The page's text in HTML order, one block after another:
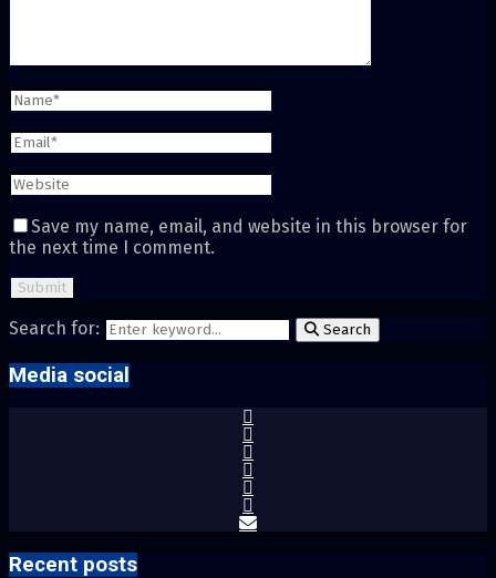
Save my name, email, and website in this browser for
the next time I comment.
Search for: Search
Media social
Recent posts